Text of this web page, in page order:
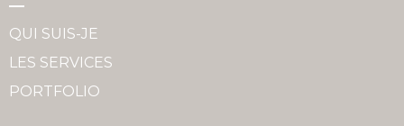
QUI SUIS-JE
LES SERVICES
PORTFOLIO